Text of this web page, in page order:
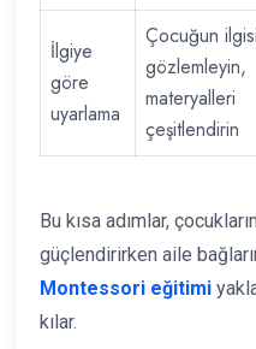
İlgiye
göre
uyarlama
Çocuğun
gözlemleyin,
materyalleri
çeşitlendirin
Bu kısa adımlar,
güçlendirirken aile
Montessori eğitimi
kılar.